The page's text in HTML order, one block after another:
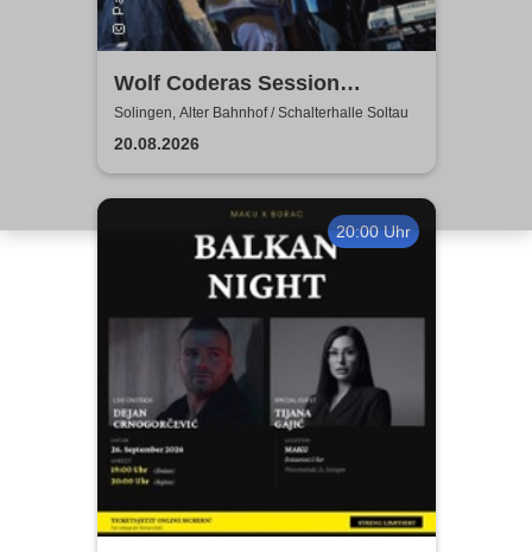
Wolf Coderas Session
Possible
Solingen, Alter Bahnhof / Schalterhalle Soltau
20.08.2026
20:00 Uhr